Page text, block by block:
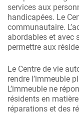
services aux
handicapées. Le
communautaire.
abordables et avec
permettre aux
Le Centre de vie
rendre l’immeuble
L’immeuble ne
résidents en
réparations et des